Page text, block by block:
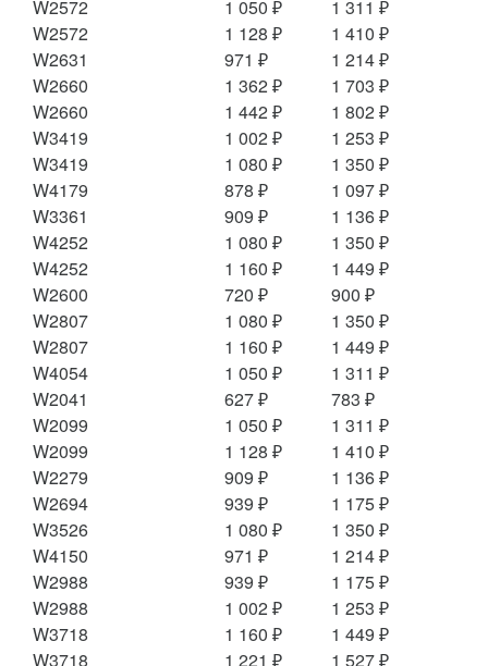
W2572
1 050 ₽
1 311 ₽
W2572
1 128 ₽
1 410 ₽
W2631
971 ₽
1 214 ₽
W2660
1 362 ₽
1 703 ₽
W2660
1 442 ₽
1 802 ₽
W3419
1 002 ₽
1 253 ₽
W3419
1 080 ₽
1 350 ₽
W4179
878 ₽
1 097 ₽
W3361
909 ₽
1 136 ₽
W4252
1 080 ₽
1 350 ₽
W4252
1 160 ₽
1 449 ₽
W2600
720 ₽
900 ₽
W2807
1 080 ₽
1 350 ₽
W2807
1 160 ₽
1 449 ₽
W4054
1 050 ₽
1 311 ₽
W2041
627 ₽
783 ₽
W2099
1 050 ₽
1 311 ₽
W2099
1 128 ₽
1 410 ₽
W2279
909 ₽
1 136 ₽
W2694
939 ₽
1 175 ₽
W3526
1 080 ₽
1 350 ₽
W4150
971 ₽
1 214 ₽
W2988
939 ₽
1 175 ₽
W2988
1 002 ₽
1 253 ₽
W3718
1 160 ₽
1 449 ₽
W3718
1 221 ₽
1 527 ₽